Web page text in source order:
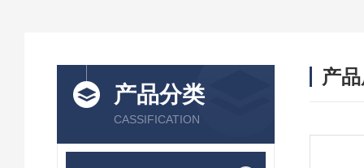
产品分类
CASSIFICATION
产